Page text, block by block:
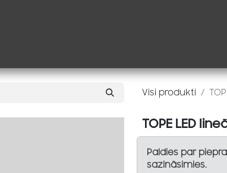
Visi produkti
TOPE LED
Paldies par
sazināsimies.